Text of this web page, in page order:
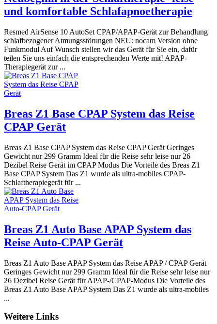
und komfortable Schlafapnoetherapie
Resmed AirSense 10 AutoSet CPAP/APAP-Gerät zur Behandlung
schlafbezogener Atmungsstörungen NEU: nocam Version ohne
Funkmodul Auf Wunsch stellen wir das Gerät für Sie ein, dafür
teilen Sie uns einfach die entsprechenden Werte mit! APAP-
Therapiegerät zur ...
Breas Z1 Base CPAP System das Reise
CPAP Gerät
Breas Z1 Base CPAP System das Reise CPAP Gerät Geringes
Gewicht nur 299 Gramm Ideal für die Reise sehr leise nur 26
Dezibel Reise Gerät im CPAP Modus Die Vorteile des Breas Z1
Base CPAP System Das Z1 wurde als ultra-mobiles CPAP-
Schlaftherapiegerät für ...
Breas Z1 Auto Base APAP System das
Reise Auto-CPAP Gerät
Breas Z1 Auto Base APAP System das Reise APAP / CPAP Gerät
Geringes Gewicht nur 299 Gramm Ideal für die Reise sehr leise nur
26 Dezibel Reise Gerät für APAP-/CPAP-Modus Die Vorteile des
Breas Z1 Auto Base APAP System Das Z1 wurde als ultra-mobiles
...
Weitere Links